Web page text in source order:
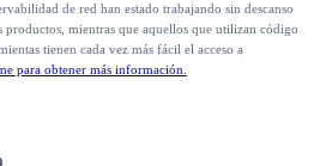
de red han estado trabajando sin descanso
mientras que aquellos que utilizan código
tienen cada vez más fácil el acceso a
para obtener más información.